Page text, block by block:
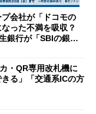
プ会社が「ドコモの
った不満を吸収？
銀行が「SBIの銀
・QR専用改札機に
る」「交通系ICの方